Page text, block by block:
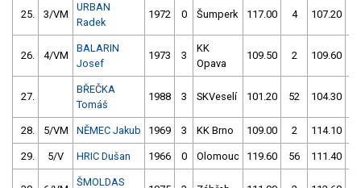
25. 3/VM
URBAN
Radek
1972 0 Šumperk 117.00 4 107.20
26. 4/VM
BALARIN
Josef
1973 3
KK
Opava
109.50 2 109.60
27.
BŘEČKA
Tomáš
1988 3 SKVeselí 101.20 52 104.30
28. 5/VM NĚMEC Jakub 1969 3 KK Brno 109.00 2 114.10
29. 5/V HRIC Dušan 1966 0 Olomouc 119.60 56 111.40
ŠMOLDAS